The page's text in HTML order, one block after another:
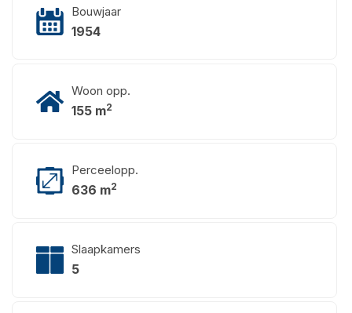
Bouwjaar
1954
Woon opp.
155 m2
Perceelopp.
636 m2
Slaapkamers
5